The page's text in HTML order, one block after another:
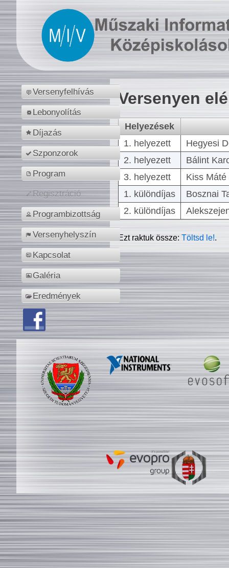
Versenyfelhívás
Lebonyolítás
Díjazás
Szponzorok
Program
Regisztráció
Programbizottság
Versenyhelyszín
Kapcsolat
Galéria
Eredmények
Versenyen
Helyezések
1. helyezett
Hegyesi
2. helyezett
Bálint
3. helyezett
Kiss
1. különdíjas
Bosznai
2. különdíjas
Ezt raktuk össze:Töltsd le!.